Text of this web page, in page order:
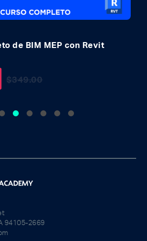
de BIM MEP con Revit
$349.00
94105-2669